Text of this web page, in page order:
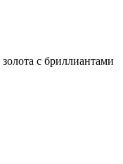
с бриллиантами